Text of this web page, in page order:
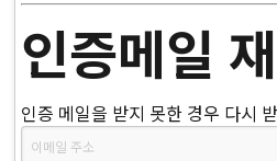
인증메일
인증 메일을 받지 못한 경우 다시